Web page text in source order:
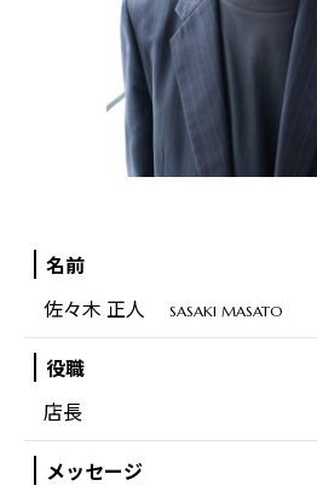
名前
佐々木 正人
SASAKI MASATO
役職
店長
メッセージ